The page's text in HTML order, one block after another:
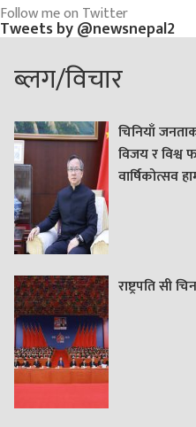
Follow me on Twitter
Tweets by @newsnepal2
ब्लग/विचार
चिनियाँ
विजय र विश्व
वार्षिकोत्सव
राष्ट्रपति सी